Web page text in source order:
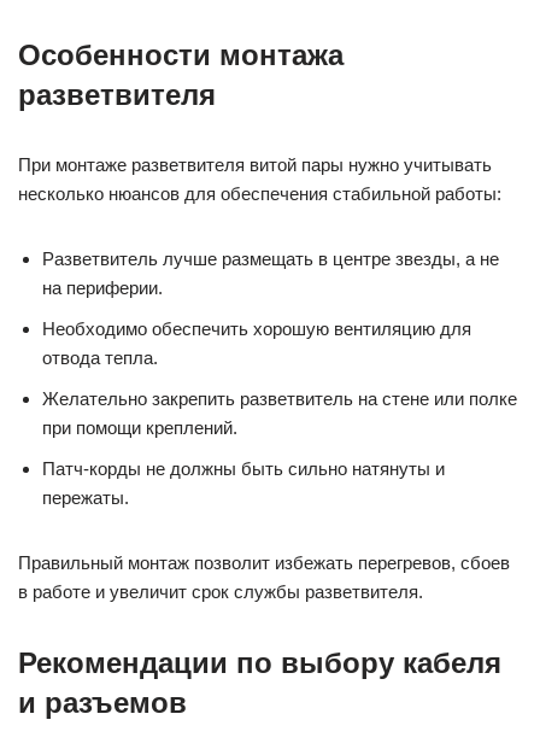
Особенности монтажа
разветвителя
При монтаже разветвителя витой пары нужно учитывать
несколько нюансов для обеспечения стабильной работы:
Разветвитель лучше размещать в центре звезды, а не
на периферии.
Необходимо обеспечить хорошую вентиляцию для
отвода тепла.
Желательно закрепить разветвитель на стене или полке
при помощи креплений.
Патч-корды не должны быть сильно натянуты и
пережаты.
Правильный монтаж позволит избежать перегревов, сбоев
в работе и увеличит срок службы разветвителя.
Рекомендации по выбору кабеля
и разъемов